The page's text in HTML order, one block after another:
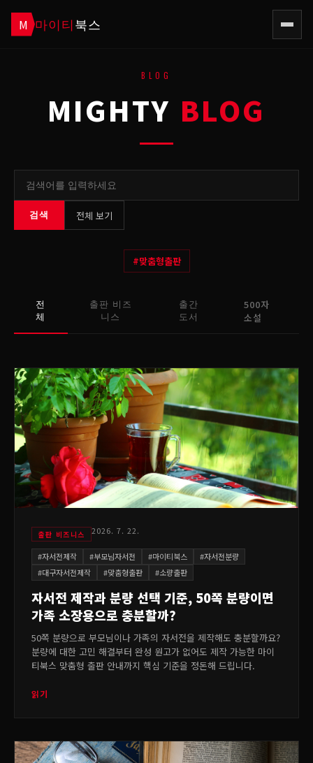
M 마이티북스
BLOG
MIGHTY BLOG
검색 전체 보기
#맞춤형출판
전
체
출판 비즈
니스
출간
도서
500자
소설
출판 비즈니스 2026. 7. 22.
#자서전제작 #부모님자서전 #마이티북스 #자서전분량
#대구자서전제작 #맞춤형출판 #소량출판
자서전 제작과 분량 선택 기준, 50쪽 분량이면
가족 소장용으로 충분할까?
50쪽 분량으로 부모님이나 가족의 자서전을 제작해도 충분할까요?
분량에 대한 고민 해결부터 완성 원고가 없어도 제작 가능한 마이
티북스 맞춤형 출판 안내까지 핵심 기준을 정돈해 드립니다.
읽기